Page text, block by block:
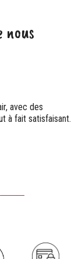
cette entreprise
Je
à tout ceux qui